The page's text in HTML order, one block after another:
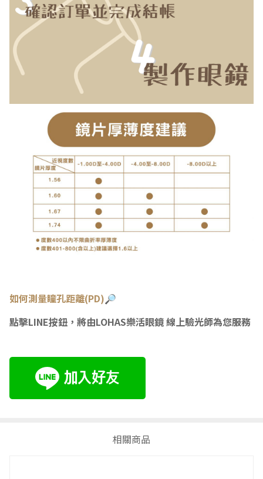
如何測量瞳孔距離(PD)🔎
點擊LINE按鈕，將由LOHAS樂活眼鏡 線上驗光師為您服務
相關商品